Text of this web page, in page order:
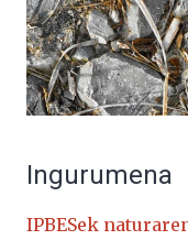
Ingurumena
IPBESek